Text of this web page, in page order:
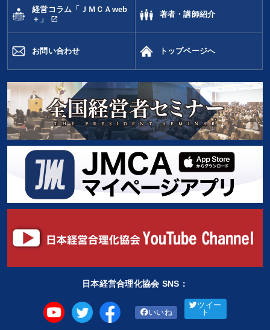
経営コラム「ＪＭＣＡweb
＋」
open_in_new
著者・講師紹介
お問い合わせ トップページへ
日本経営合理化協会 SNS：
いいね
ツイー
ト